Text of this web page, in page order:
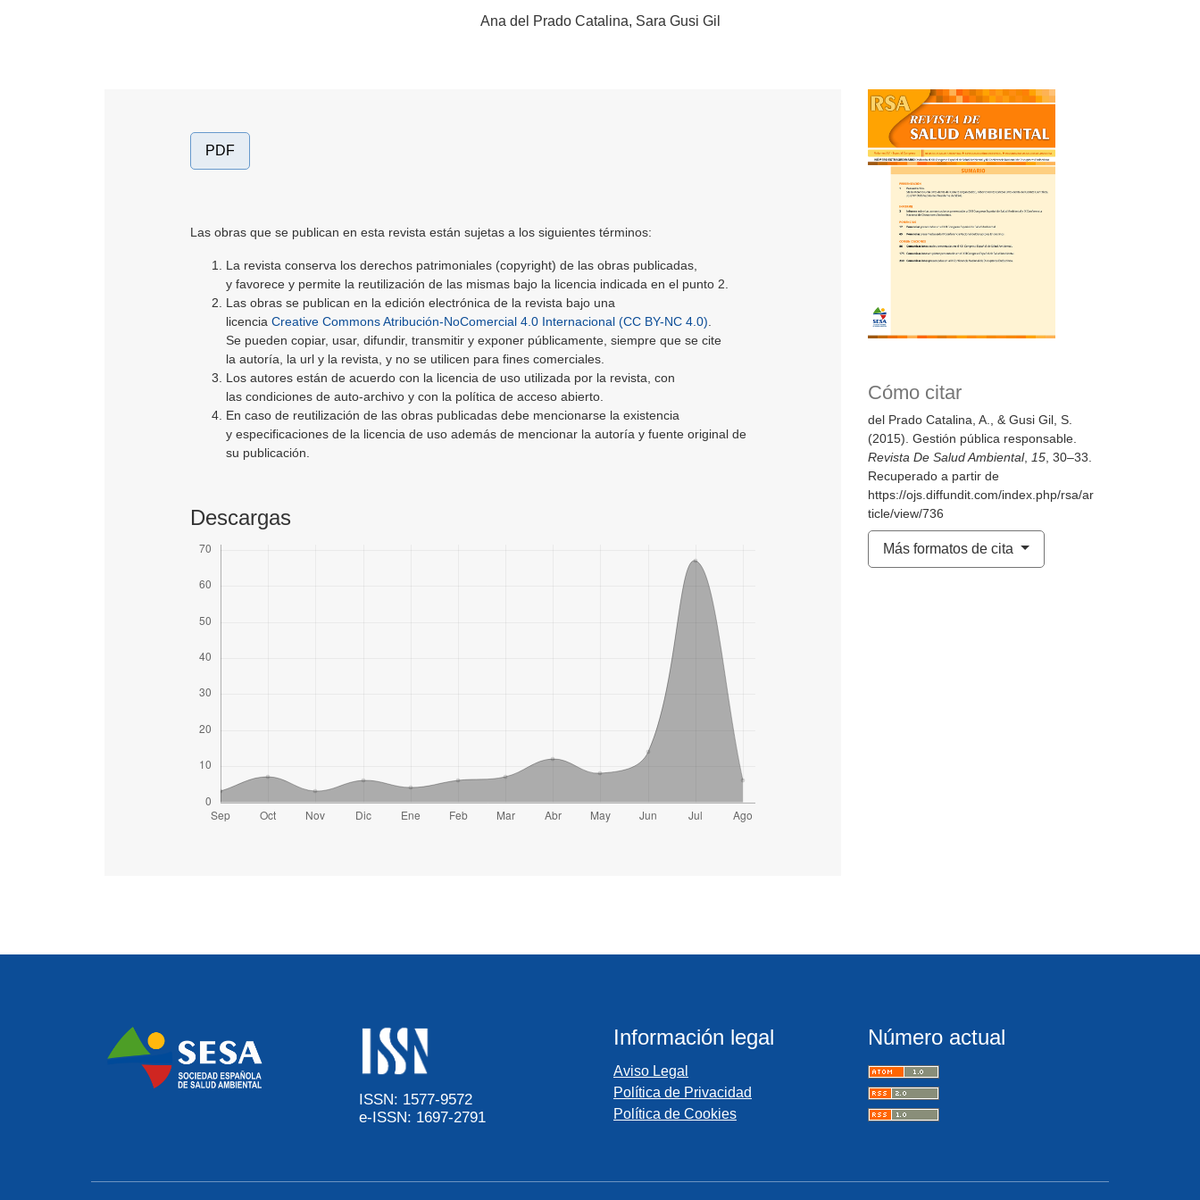
Ana del Prado Catalina Sara Gusi Gil
Cómo citar
del Prado Catalina, A., & Gusi Gil, S.
(2015). Gestión pública responsable.
Revista De Salud Ambiental, 15 , 30–33.
Recuperado a partir de
https://ojs.diffundit.com/index.php/rsa/ar
ticle/view/736
Más formatos de cita
PDF
Las obras que se publican en esta revista están sujetas a los siguientes términos:
La revista conserva los derechos patrimoniales (copyright) de las obras publicadas,
y favorece y permite la reutilización de las mismas bajo la licencia indicada en el punto 2.
Las obras se publican en la edición electrónica de la revista bajo una
licencia Creative Commons Atribución-NoComercial 4.0 Internacional (CC BY-NC 4.0)
Se pueden copiar, usar, difundir, transmitir y exponer públicamente, siempre que se cite
la autoría, la url y la revista, y no se utilicen para fines comerciales.
Los autores están de acuerdo con la licencia de uso utilizada por la revista, con
las condiciones de auto-archivo y con la política de acceso abierto.
En caso de reutilización de las obras publicadas debe mencionarse la existencia
y especificaciones de la licencia de uso además de mencionar la autoría y fuente original de
su publicación.
Descargas
ISSN: 1577-9572
e-ISSN: 1697-2791
Información legal
Aviso Legal
Política de Privacidad
Política de Cookies
Número actual